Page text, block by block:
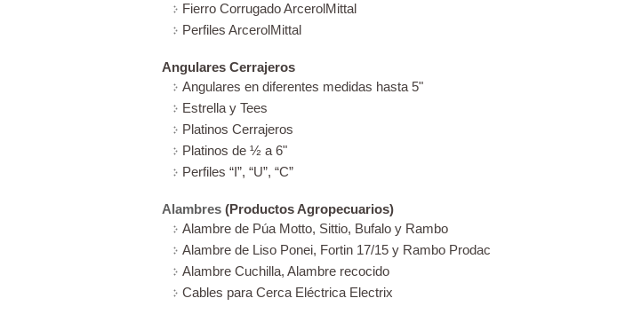
Fierro Corrugado ArcerolMittal
Perfiles ArcerolMittal
Angulares Cerrajeros
Angulares en diferentes medidas hasta 5"
Estrella y Tees
Platinos Cerrajeros
Platinos de ½ a 6"
Perfiles “I”, “U”, “C”
Alambres (Productos Agropecuarios)
Alambre de Púa Motto, Sittio, Bufalo y Rambo
Alambre de Liso Ponei, Fortin 17/15 y Rambo Prodac
Alambre Cuchilla, Alambre recocido
Cables para Cerca Eléctrica Electrix